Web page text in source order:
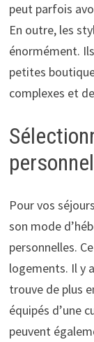
peut parfois
En outre, les
énormément.
petites
complexes et
Pour vos
son mode
personnelles.
logements. Il y
trouve de plus
équipés d’une
peuvent